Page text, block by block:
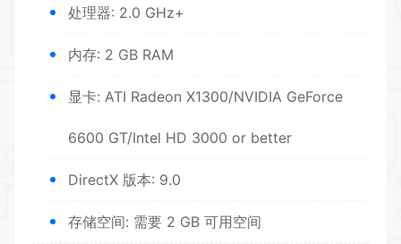
处理器: 2.0 GHz+
内存: 2 GB RAM
显卡: ATI Radeon X1300/NVIDIA GeForce
6600 GT/Intel HD 3000 or better
DirectX 版本: 9.0
存储空间: 需要 2 GB 可用空间